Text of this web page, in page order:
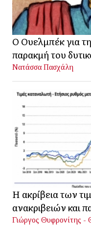
Ο Ουελμπέκ για
παρακμή του
Νατάσσα Πασχάλη
Η ακρίβεια των
ανακριβειών και
Γιώργος Θυφρονίτης -